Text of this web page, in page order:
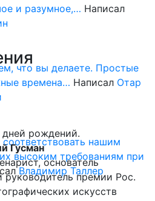
и разумное,… Написал
что вы делаете. Простые
времена… Написал Отар
соответствовать нашим
высоким требованиям при
Владимир Таллер
дней рождений.
Гусман
основатель
руководитель премии Рос.
искусств